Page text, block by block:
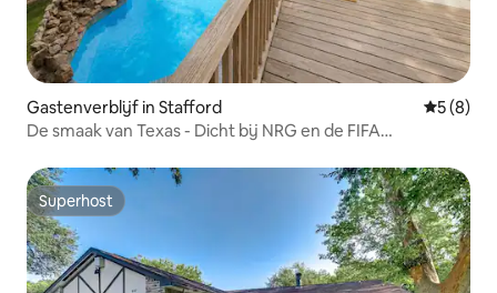
Gastenverblijf in Stafford
5 (8)
De smaak van Texas - Dicht bij NRG en de FIFA
Superhost
Superhost